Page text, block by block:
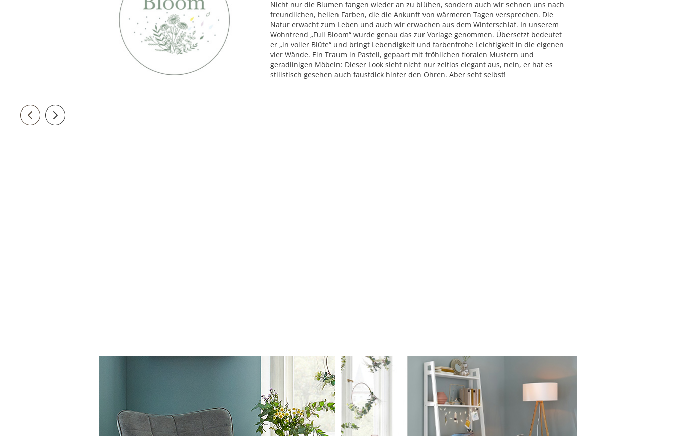
Nicht nur die Blumen fangen wieder an zu blühen, sondern auch wir sehnen uns nach
freundlichen, hellen Farben, die die Ankunft von wärmeren Tagen versprechen. Die
Natur erwacht zum Leben und auch wir erwachen aus dem Winterschlaf. In unserem
Wohntrend „Full Bloom“ wurde genau das zur Vorlage genommen. Übersetzt bedeutet
er „in voller Blüte“ und bringt Lebendigkeit und farbenfrohe Leichtigkeit in die eigenen
vier Wände. Ein Traum in Pastell, gepaart mit fröhlichen floralen Mustern und
geradlinigen Möbeln: Dieser Look sieht nicht nur zeitlos elegant aus, nein, er hat es
stilistisch gesehen auch faustdick hinter den Ohren. Aber seht selbst!
sliderControl.back.btn
sliderControl.forward.btn